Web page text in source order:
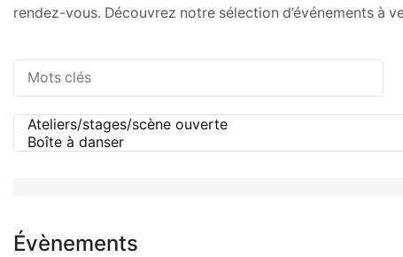
rendez-vous. Découvrez notre sélection d’événements à
Évènements